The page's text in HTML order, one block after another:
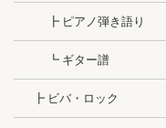
┣ ピアノ弾き語り
┗ ギター譜
┣ ビバ・ロック